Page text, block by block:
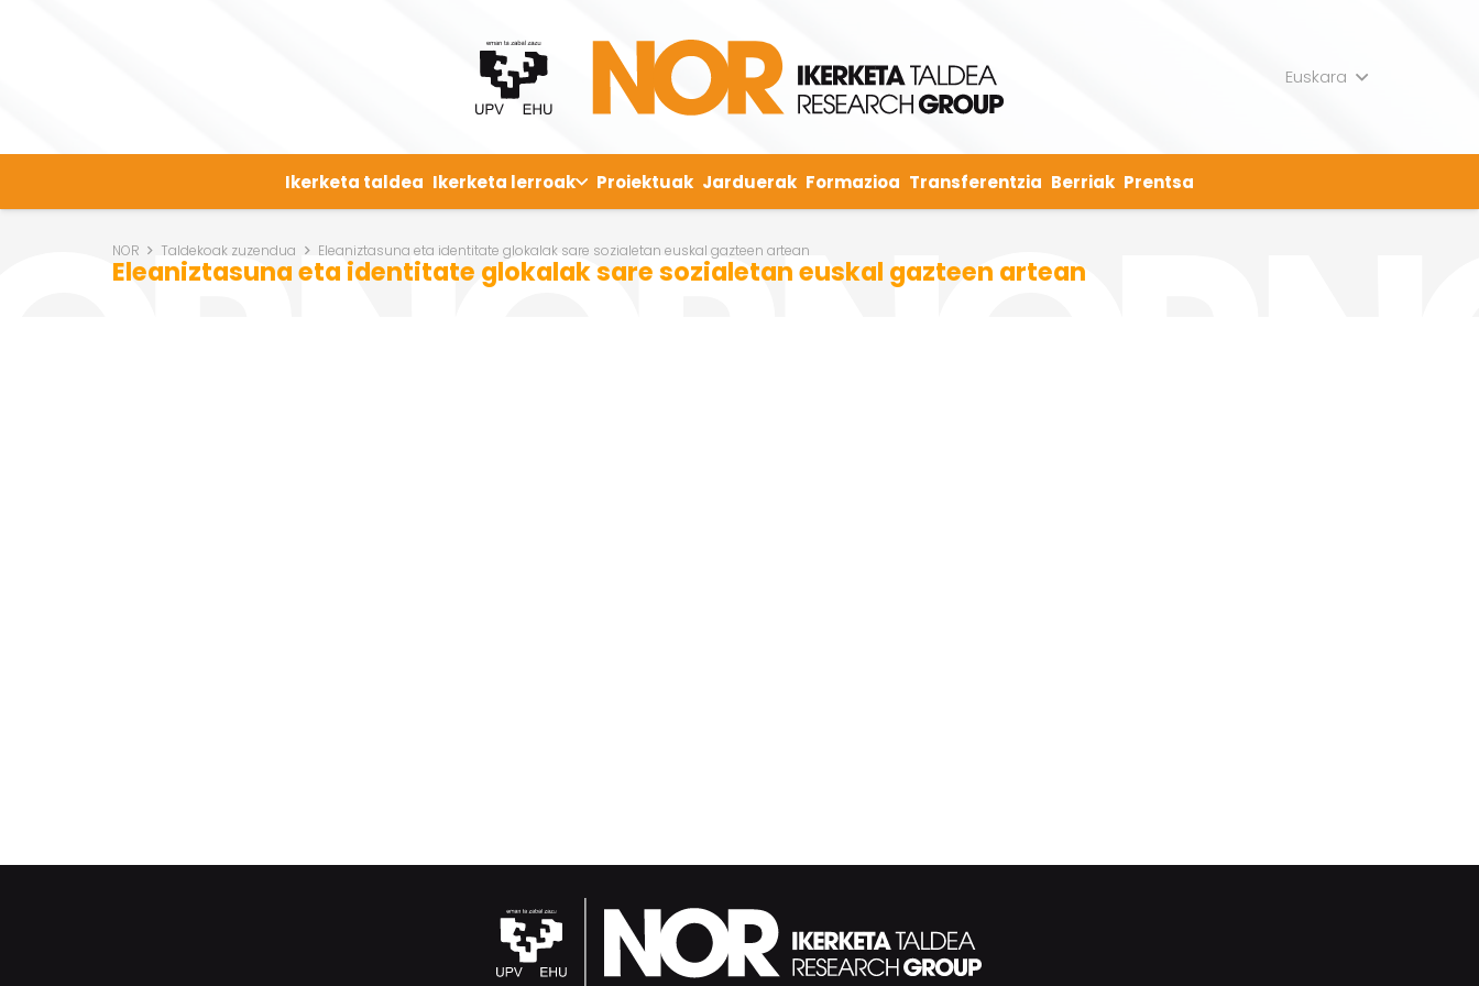
Euskara
Ikerketa taldea Ikerketa lerroak Proiektuak Jarduerak Formazioa Transferentzia Berriak Prentsa
NOR Taldekoak zuzendua Eleaniztasuna eta identitate glokalak sare sozialetan euskal gazteen artean
Eleaniztasuna eta identitate glokalak sare sozialetan euskal gazteen artean